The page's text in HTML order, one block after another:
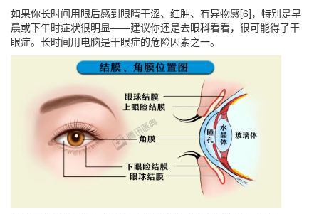
如果你长时间用眼后感到眼睛干涩、红肿、有异物感[6]，特别是早
晨或下午时症状很明显——建议你还是去眼科看看，很可能得了干
眼症。长时间用电脑是干眼症的危险因素之一。